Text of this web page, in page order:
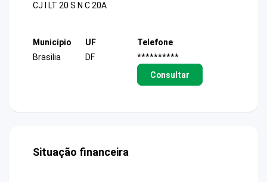
CJ I LT 20 S N C 20A
Município
Brasilia
UF
DF
Telefone
**********
Consultar
Situação financeira